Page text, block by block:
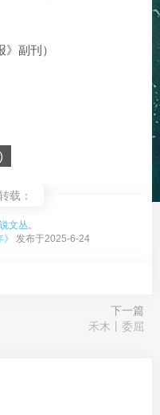
副刊）
载：
文丛。
发布于2025-6-24
下一篇
禾木丨委屈